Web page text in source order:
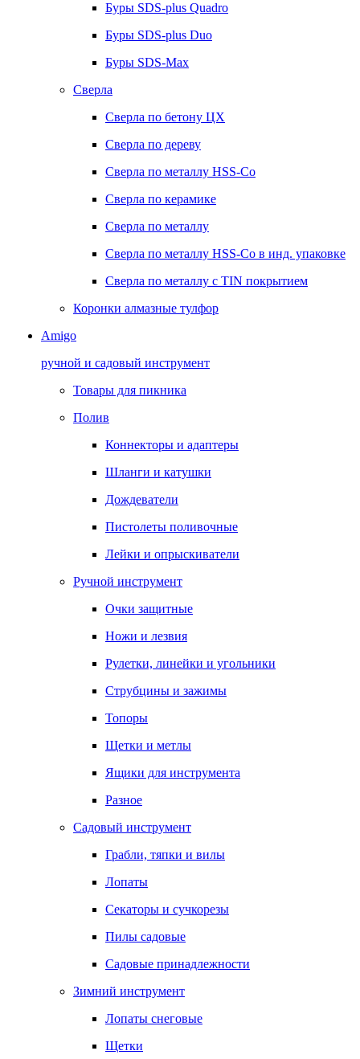
Буры SDS-plus Quadro
Буры SDS-plus Duo
Буры SDS-Max
Сверла
Сверла по бетону ЦХ
Сверла по дереву
Сверла по металлу HSS-Co
Сверла по керамике
Сверла по металлу
Сверла по металлу HSS-Co в инд. упаковке
Сверла по металлу с TIN покрытием
Коронки алмазные тулфор
Amigo
ручной и садовый инструмент
Товары для пикника
Полив
Коннекторы и адаптеры
Шланги и катушки
Дождеватели
Пистолеты поливочные
Лейки и опрыскиватели
Ручной инструмент
Очки защитные
Ножи и лезвия
Рулетки, линейки и угольники
Струбцины и зажимы
Топоры
Щетки и метлы
Ящики для инструмента
Разное
Садовый инструмент
Грабли, тяпки и вилы
Лопаты
Секаторы и сучкорезы
Пилы садовые
Садовые принадлежности
Зимний инструмент
Лопаты снеговые
Щетки